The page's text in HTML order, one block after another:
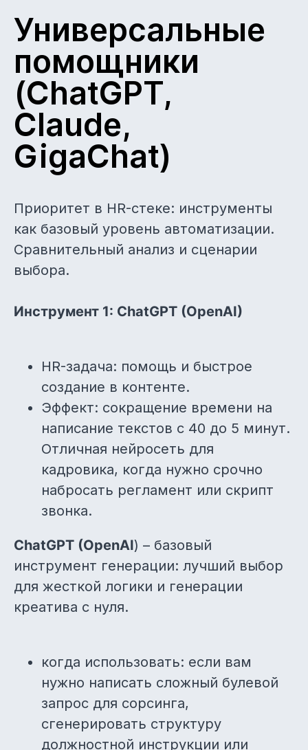
Универсальные
помощники
(ChatGPT,
Claude,
GigaChat)
Приоритет в HR-стеке: инструменты
как базовый уровень автоматизации.
Сравнительный анализ и сценарии
выбора.
Инструмент 1: ChatGPT (OpenAI)
HR-задача: помощь и быстрое
создание в контенте.
Эффект: сокращение времени на
написание текстов с 40 до 5 минут.
Отличная нейросеть для
кадровика, когда нужно срочно
набросать регламент или скрипт
звонка.
ChatGPT (OpenAI) – базовый
инструмент генерации: лучший выбор
для жесткой логики и генерации
креатива с нуля.
когда использовать: если вам
нужно написать сложный булевой
запрос для сорсинга,
сгенерировать структуру
должностной инструкции или